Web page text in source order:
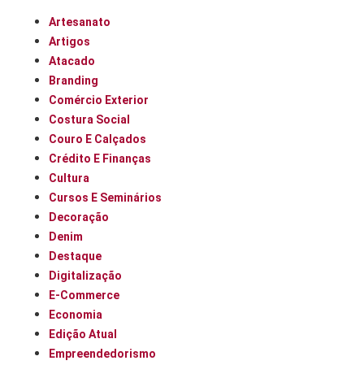
Artesanato
Artigos
Atacado
Branding
Comércio Exterior
Costura Social
Couro E Calçados
Crédito E Finanças
Cultura
Cursos E Seminários
Decoração
Denim
Destaque
Digitalização
E-Commerce
Economia
Edição Atual
Empreendedorismo